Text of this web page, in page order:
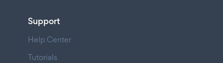
Support
Help Center
Tutorials